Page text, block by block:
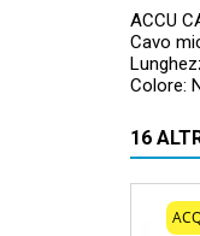
ACCU
Cavo
Colore:
16